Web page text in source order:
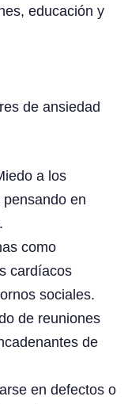
educación y
de ansiedad
a los
en
como
cardíacos
sociales.
de reuniones
de
en defectos o